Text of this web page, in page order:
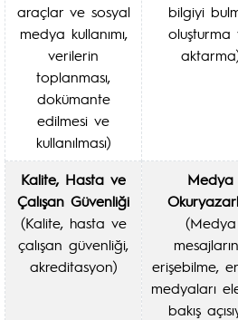
araçlar ve sosyal
medya kullanımı,
verilerin
toplanması,
dokümante
edilmesi ve
kullanılması)
bilgiyi
oluşturma
Kalite, Hasta ve
Çalışan Güvenliği
(Kalite, hasta ve
çalışan güvenliği,
akreditasyon)
Medya
(Medya
erişebilme,
medyaları
bakış